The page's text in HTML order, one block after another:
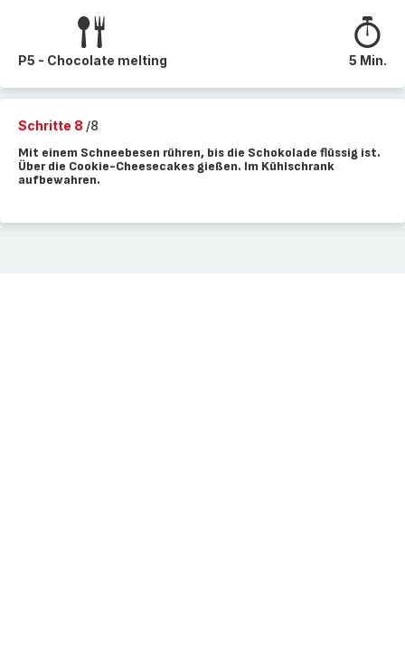
P5 - Chocolate melting 5 Min.
Schritte 8 /8
Mit einem Schneebesen rühren, bis die Schokolade flüssig ist.
Über die Cookie-Cheesecakes gießen. Im Kühlschrank
aufbewahren.